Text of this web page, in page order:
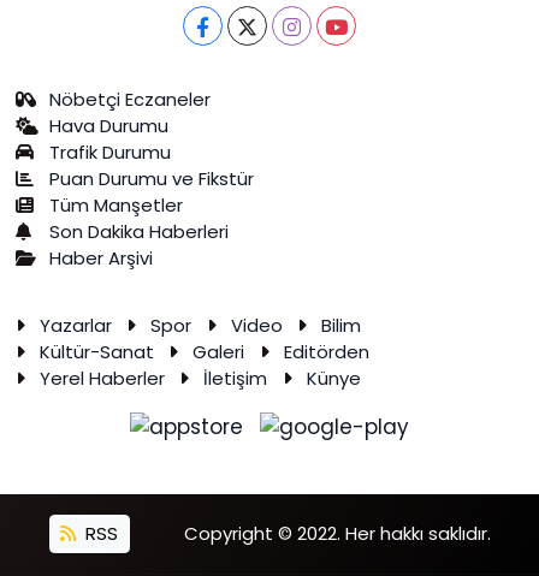
Nöbetçi Eczaneler
Hava Durumu
Trafik Durumu
Puan Durumu ve Fikstür
Tüm Manşetler
Son Dakika Haberleri
Haber Arşivi
Yazarlar Spor Video
Bilim
Kültür-Sanat
Galeri
Editörden
Yerel Haberler
İletişim Künye
RSS Copyright © 2022. Her hakkı saklıdır.